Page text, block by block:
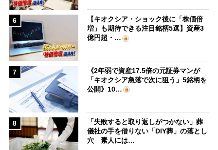
6
【キオクシア・ショック後に「株価倍
増」も期待できる注目銘柄5選】資産3
億円超・…
7
《2年弱で資産17.5倍の元証券マンが
「キオクシア急落で次に狙う」5銘柄を
公開》10…
8
「失敗すると取り返しがつかない」葬
儀社の手を借りない「DIY葬」の落とし
穴 素人には…